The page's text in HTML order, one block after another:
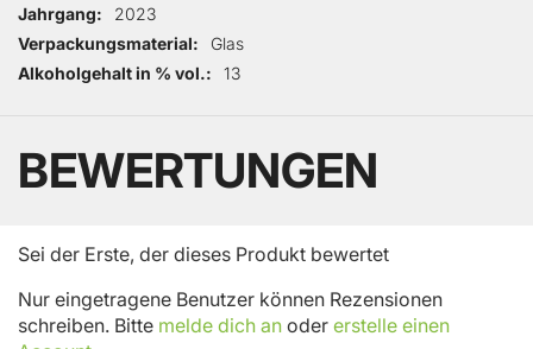
Jahrgang
2023
Verpackungsmaterial
Glas
Alkoholgehalt in % vol.
13
BEWERTUNGEN
Sei der Erste, der dieses Produkt bewertet
Nur eingetragene Benutzer können Rezensionen
schreiben. Bitte melde dich an oder erstelle einen